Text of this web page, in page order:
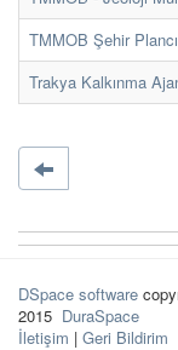
TMMOB Şehir
Trakya Kalkınma
DSpace software
2015 DuraSpace
İletişim | Geri Bildirim